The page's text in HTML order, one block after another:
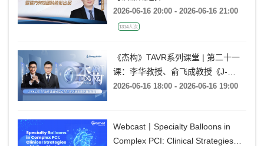
2026-06-16 20:00 - 2026-06-16 21:00
1314人次
《杰构》TAVR系列课堂 | 第二十一
课：李华教授、俞飞成教授《J-
VALVE TF 治疗极度横位心AR：从
2026-06-16 18:00 - 2026-06-16 19:00
Webcast丨Specialty Balloons in
Complex PCI: Clinical Strategies